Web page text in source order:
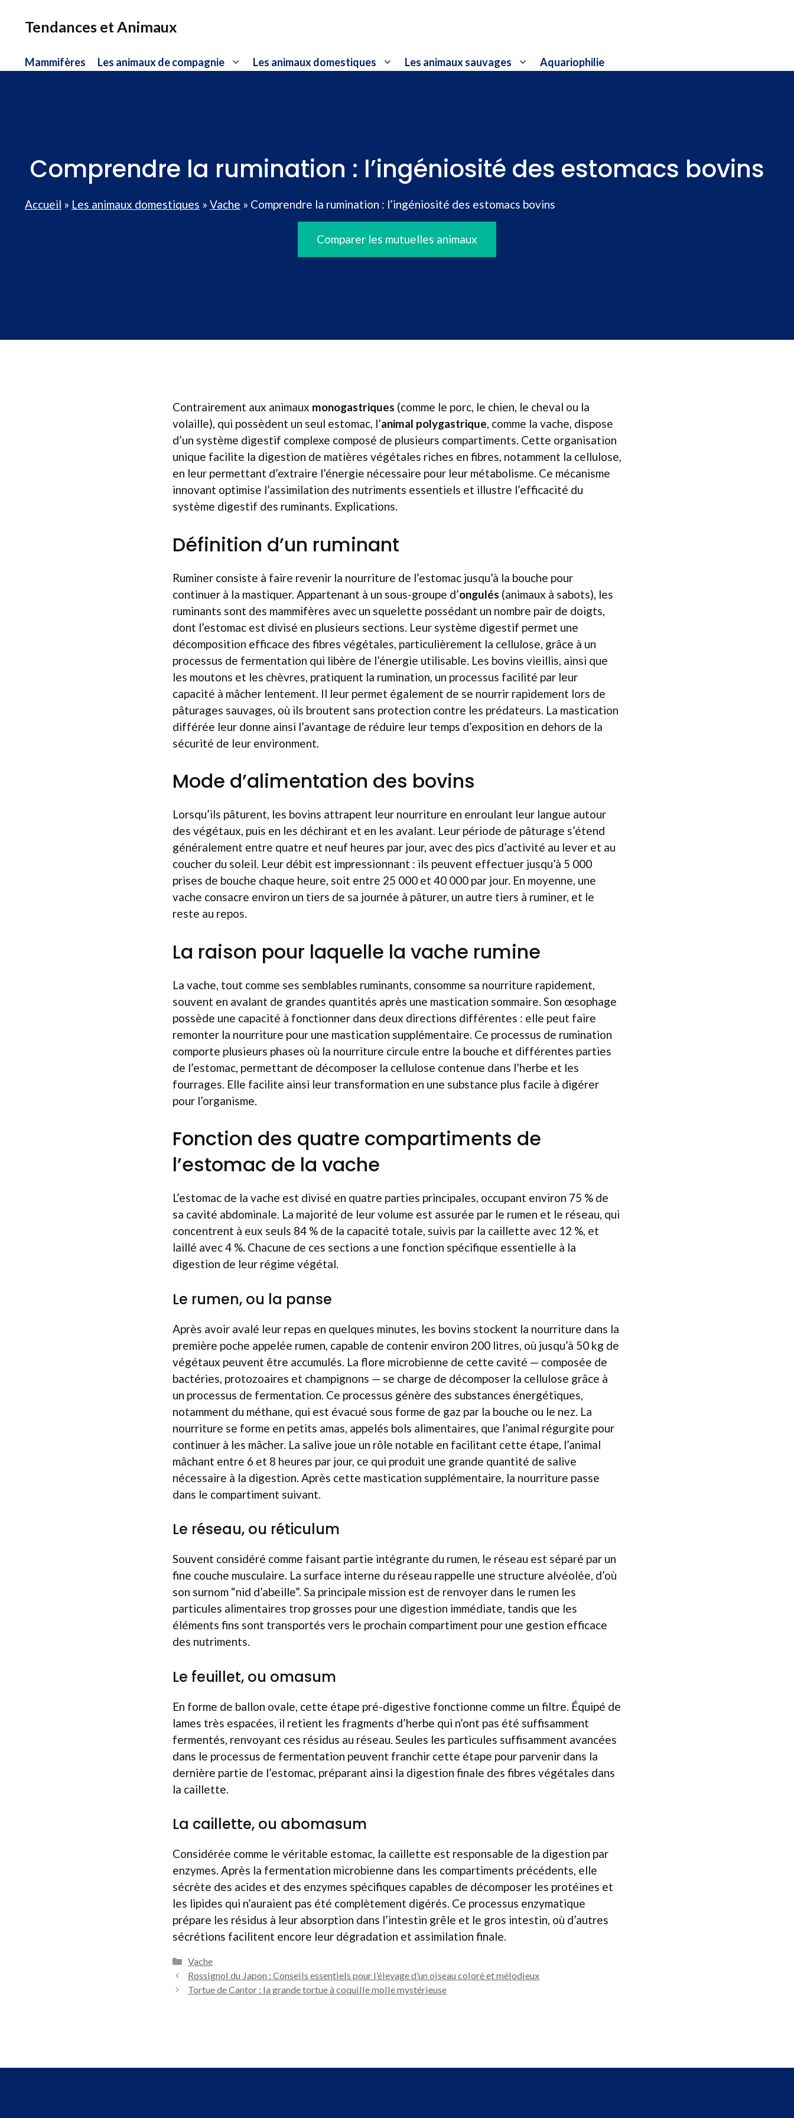
Tendances et Animaux
Mammifères Les animaux de compagnie Les animaux domestiques Les animaux sauvages Aquariophilie
Comprendre la rumination : l’ingéniosité des estomacs bovins
Accueil » Les animaux domestiques » Vache » Comprendre la rumination : l’ingéniosité des estomacs bovins
Comparer les mutuelles animaux
Contrairement aux animaux monogastriques (comme le porc, le chien, le cheval ou la
volaille), qui possèdent un seul estomac, l’animal polygastrique, comme la vache, dispose
d’un système digestif complexe composé de plusieurs compartiments. Cette organisation
unique facilite la digestion de matières végétales riches en fibres, notamment la cellulose,
en leur permettant d’extraire l’énergie nécessaire pour leur métabolisme. Ce mécanisme
innovant optimise l’assimilation des nutriments essentiels et illustre l’efficacité du
système digestif des ruminants. Explications.
Définition d’un ruminant
Ruminer consiste à faire revenir la nourriture de l’estomac jusqu’à la bouche pour
continuer à la mastiquer. Appartenant à un sous-groupe d’ongulés (animaux à sabots), les
ruminants sont des mammifères avec un squelette possédant un nombre pair de doigts,
dont l’estomac est divisé en plusieurs sections. Leur système digestif permet une
décomposition efficace des fibres végétales, particulièrement la cellulose, grâce à un
processus de fermentation qui libère de l’énergie utilisable. Les bovins vieillis, ainsi que
les moutons et les chèvres, pratiquent la rumination, un processus facilité par leur
capacité à mâcher lentement. Il leur permet également de se nourrir rapidement lors de
pâturages sauvages, où ils broutent sans protection contre les prédateurs. La mastication
différée leur donne ainsi l’avantage de réduire leur temps d’exposition en dehors de la
sécurité de leur environment.
Mode d’alimentation des bovins
Lorsqu’ils pâturent, les bovins attrapent leur nourriture en enroulant leur langue autour
des végétaux, puis en les déchirant et en les avalant. Leur période de pâturage s’étend
généralement entre quatre et neuf heures par jour, avec des pics d’activité au lever et au
coucher du soleil. Leur débit est impressionnant : ils peuvent effectuer jusqu’à 5 000
prises de bouche chaque heure, soit entre 25 000 et 40 000 par jour. En moyenne, une
vache consacre environ un tiers de sa journée à pâturer, un autre tiers à ruminer, et le
reste au repos.
La raison pour laquelle la vache rumine
La vache, tout comme ses semblables ruminants, consomme sa nourriture rapidement,
souvent en avalant de grandes quantités après une mastication sommaire. Son œsophage
possède une capacité à fonctionner dans deux directions différentes : elle peut faire
remonter la nourriture pour une mastication supplémentaire. Ce processus de rumination
comporte plusieurs phases où la nourriture circule entre la bouche et différentes parties
de l’estomac, permettant de décomposer la cellulose contenue dans l’herbe et les
fourrages. Elle facilite ainsi leur transformation en une substance plus facile à digérer
pour l’organisme.
Fonction des quatre compartiments de
l’estomac de la vache
L’estomac de la vache est divisé en quatre parties principales, occupant environ 75 % de
sa cavité abdominale. La majorité de leur volume est assurée par le rumen et le réseau, qui
concentrent à eux seuls 84 % de la capacité totale, suivis par la caillette avec 12 %, et
laillé avec 4 %. Chacune de ces sections a une fonction spécifique essentielle à la
digestion de leur régime végétal.
Le rumen, ou la panse
Après avoir avalé leur repas en quelques minutes, les bovins stockent la nourriture dans la
première poche appelée rumen, capable de contenir environ 200 litres, où jusqu’à 50 kg de
végétaux peuvent être accumulés. La flore microbienne de cette cavité — composée de
bactéries, protozoaires et champignons — se charge de décomposer la cellulose grâce à
un processus de fermentation. Ce processus génère des substances énergétiques,
notamment du méthane, qui est évacué sous forme de gaz par la bouche ou le nez. La
nourriture se forme en petits amas, appelés bols alimentaires, que l’animal régurgite pour
continuer à les mâcher. La salive joue un rôle notable en facilitant cette étape, l’animal
mâchant entre 6 et 8 heures par jour, ce qui produit une grande quantité de salive
nécessaire à la digestion. Après cette mastication supplémentaire, la nourriture passe
dans le compartiment suivant.
Le réseau, ou réticulum
Souvent considéré comme faisant partie intégrante du rumen, le réseau est séparé par un
fine couche musculaire. La surface interne du réseau rappelle une structure alvéolée, d’où
son surnom “nid d’abeille”. Sa principale mission est de renvoyer dans le rumen les
particules alimentaires trop grosses pour une digestion immédiate, tandis que les
éléments fins sont transportés vers le prochain compartiment pour une gestion efficace
des nutriments.
Le feuillet, ou omasum
En forme de ballon ovale, cette étape pré-digestive fonctionne comme un filtre. Équipé de
lames très espacées, il retient les fragments d’herbe qui n’ont pas été suffisamment
fermentés, renvoyant ces résidus au réseau. Seules les particules suffisamment avancées
dans le processus de fermentation peuvent franchir cette étape pour parvenir dans la
dernière partie de l’estomac, préparant ainsi la digestion finale des fibres végétales dans
la caillette.
La caillette, ou abomasum
Considérée comme le véritable estomac, la caillette est responsable de la digestion par
enzymes. Après la fermentation microbienne dans les compartiments précédents, elle
sécrète des acides et des enzymes spécifiques capables de décomposer les protéines et
les lipides qui n’auraient pas été complètement digérés. Ce processus enzymatique
prépare les résidus à leur absorption dans l’intestin grêle et le gros intestin, où d’autres
sécrétions facilitent encore leur dégradation et assimilation finale.
Catégories
Vache
Rossignol du Japon : Conseils essentiels pour l’élevage d’un oiseau coloré et mélodieux
Tortue de Cantor : la grande tortue à coquille molle mystérieuse